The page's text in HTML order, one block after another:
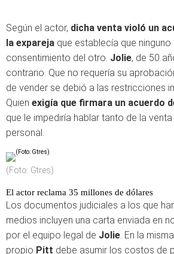
Según el actor, dicha venta violó un
la expareja que establecía que
consentimiento del otro. Jolie, de 50
contrario. Que no requería su
de vender se debió a las restricciones
Quien exigía que firmara un acuerdo
que le impediría hablar tanto de la
personal.
(Foto: Gtres)
El actor reclama 35 millones de dólares
Los documentos judiciales a los que
medios incluyen una carta enviada en
por el equipo legal de Jolie. En la
propio Pitt debe asumir los costos de